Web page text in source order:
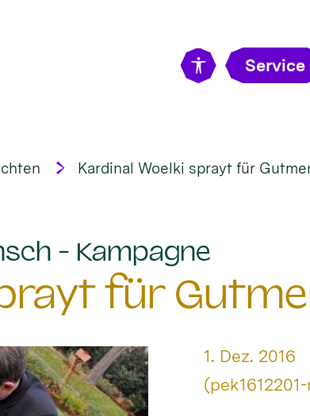
Service
Kardinal Woelki sprayt für
- Kampagne
für
Datum:
1. Dez. 2016
Von: